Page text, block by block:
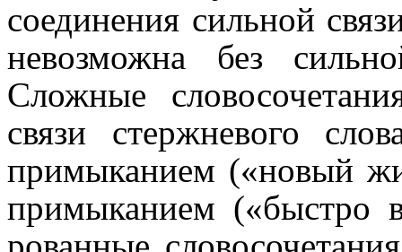
соединения сильной
невозможна без
Сложные
связи стержне­во­го
примыканием («новый
примыканием («быстро